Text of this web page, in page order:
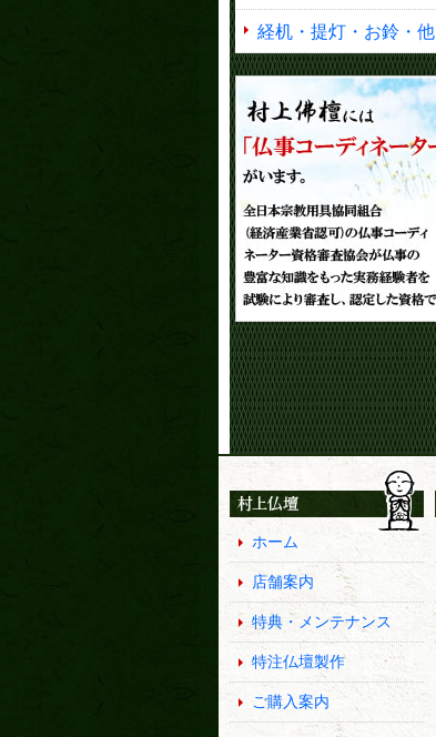
経机・提灯・お鈴・他
ホーム
店舗案内
特典・メンテナンス
特注仏壇製作
ご購入案内